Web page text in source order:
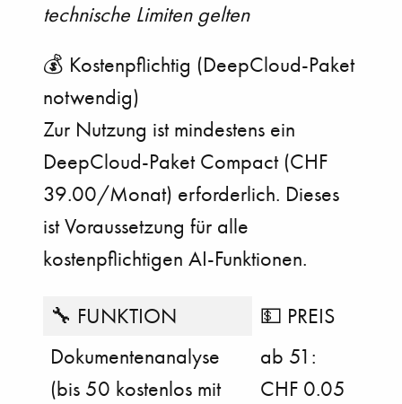
technische Limiten gelten
💰 Kostenpflichtig (DeepCloud-Paket
notwendig)
Zur Nutzung ist mindestens ein
DeepCloud-Paket Compact (CHF
39.00/Monat) erforderlich. Dieses
ist Voraussetzung für alle
kostenpflichtigen AI-Funktionen.
🔧 FUNKTION
💵 PREIS
Dokumentenanalyse
(bis 50 kostenlos mit
ab 51:
CHF 0.05